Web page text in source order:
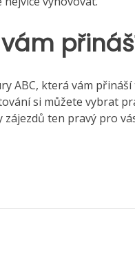
ABC, která vám
si můžete vybrat
ten pravý pro